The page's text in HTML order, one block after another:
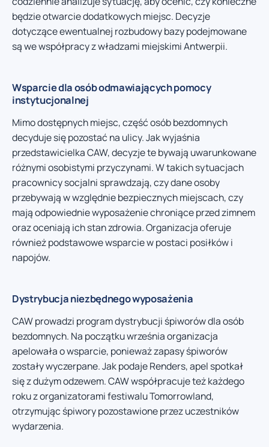
będzie otwarcie dodatkowych miejsc. Decyzje
dotyczące ewentualnej rozbudowy bazy podejmowane
są we współpracy z władzami miejskimi Antwerpii.
Wsparcie dla osób odmawiających pomocy
instytucjonalnej
Mimo dostępnych miejsc, część osób bezdomnych
decyduje się pozostać na ulicy. Jak wyjaśnia
przedstawicielka CAW, decyzje te bywają uwarunkowane
różnymi osobistymi przyczynami. W takich sytuacjach
pracownicy socjalni sprawdzają, czy dane osoby
przebywają w względnie bezpiecznych miejscach, czy
mają odpowiednie wyposażenie chroniące przed zimnem
oraz oceniają ich stan zdrowia. Organizacja oferuje
również podstawowe wsparcie w postaci posiłków i
napojów.
Dystrybucja niezbędnego wyposażenia
CAW prowadzi program dystrybucji śpiworów dla osób
bezdomnych. Na początku września organizacja
apelowała o wsparcie, ponieważ zapasy śpiworów
zostały wyczerpane. Jak podaje Renders, apel spotkał
się z dużym odzewem. CAW współpracuje też każdego
roku z organizatorami festiwalu Tomorrowland,
otrzymując śpiwory pozostawione przez uczestników
wydarzenia.